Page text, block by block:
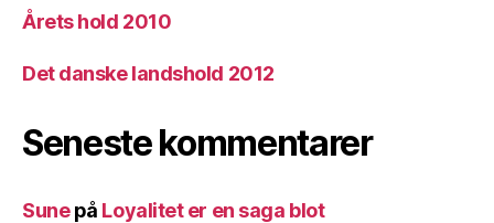
Årets hold 2010
Det danske landshold 2012
Seneste kommentarer
Sunepå Loyalitet er en saga blot